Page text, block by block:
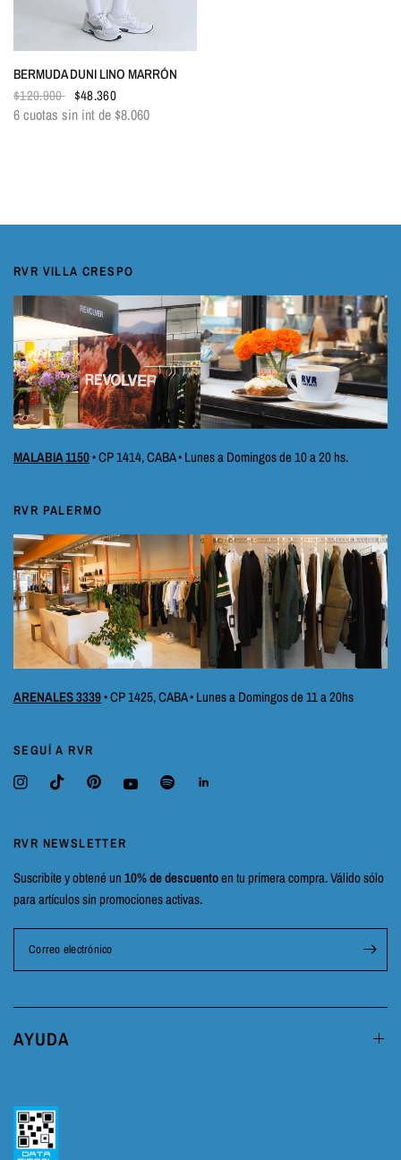
VISTA RÁPIDA
BERMUDA DUNI LINO MARRÓN
$120.900
$48.360
6 cuotas sin int de $8.060
RVR VILLA CRESPO
MALABIA 1150• CP 1414, CABA • Lunes a Domingos de 10 a 20 hs.
RVR PALERMO
ARENALES 3339• CP 1425, CABA • Lunes a Domingos de 11 a 20hs
SEGUÍ A RVR
RVR NEWSLETTER
Suscribite y obtené un10% de descuentoen tu primera compra. Válido sólo
para artículos sin promociones activas.
Correo electrónico
AYUDA